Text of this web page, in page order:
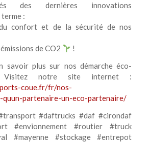
des dernières innovations
:
du confort et de la sécurité de nos
de CO2
!
savoir plus sur nos démarche éco-
Visitez notre site internet :
coue.fr/fr/nos-
quun-partenaire-un-eco-partenaire/
#daftrucks #daf #cirondaf
#envionnement #routier #truck
#mayenne #stockage #entrepot